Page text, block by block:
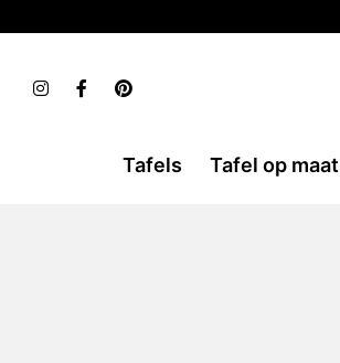
Tafels Tafel op maat